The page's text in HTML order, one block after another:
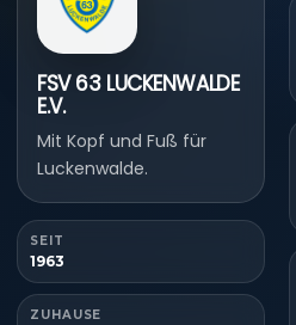
FSV 63 LUCKENWALDE
E.V.
Mit Kopf und Fuß für
Luckenwalde.
SEIT
1963
ZUHAUSE